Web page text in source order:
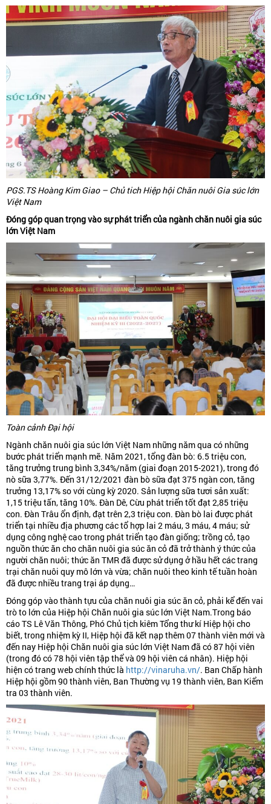
PGS.TS Hoàng Kim Giao – Chủ tich Hiệp hội Chăn nuôi Gia súc lớn
Việt Nam
Đóng góp quan trọng vào sự phát triển của ngành chăn nuôi gia súc
lớn Việt Nam
Toàn cảnh Đại hội
Ngành chăn nuôi gia súc lớn Việt Nam những năm qua có những
bước phát triển mạnh mẽ. Năm 2021, tổng đàn bò: 6.5 triệu con,
tăng trưởng trung bình 3,34%/năm (giai đoạn 2015-2021), trong đó
nò sữa 3,77%. Đến 31/12/2021 đàn bò sữa đạt 375 ngàn con, tăng
trưởng 13,17% so với cùng kỳ 2020. Sản lượng sữa tươi sản xuất:
1,15 triệu tấn, tăng 10%. Đàn Dê, Cừu phát triển tốt đạt 2,85 triệu
con. Đàn Trâu ổn định, đạt trên 2,3 triệu con. Đàn bò lai được phát
triển tại nhiều địa phương các tổ hợp lai 2 máu, 3 máu, 4 máu; sử
dụng công nghệ cao trong phát triển tạo đàn giống; trồng cỏ, tạo
nguồn thức ăn cho chăn nuôi gia súc ăn cỏ đã trở thành ý thức của
người chăn nuôi; thức ăn TMR đã được sử dụng ở hầu hết các trang
trại chăn nuôi quy mô lớn và vừa; chăn nuôi theo kinh tế tuần hoàn
đã được nhiều trang trại áp dụng…
Đóng góp vào thành tựu của chăn nuôi gia súc ăn cỏ, phải kể đến vai
trò to lớn của Hiệp hội Chăn nuôi gia súc lớn Việt Nam.Trong báo
cáo TS Lê Văn Thông, Phó Chủ tịch kiêm Tổng thư kí Hiệp hội cho
biết, trong nhiệm kỳ II, Hiệp hội đã kết nạp thêm 07 thành viên mới và
đến nay Hiệp hội Chăn nuôi gia súc lớn Việt Nam đã có 87 hội viên
(trong đó có 78 hội viên tập thể và 09 hội viên cá nhân). Hiệp hội
hiện có trang web chính thức là http://vinaruha.vn/. Ban Chấp hành
Hiệp hội gồm 90 thành viên, Ban Thường vụ 19 thành viên, Ban Kiểm
tra 03 thành viên.